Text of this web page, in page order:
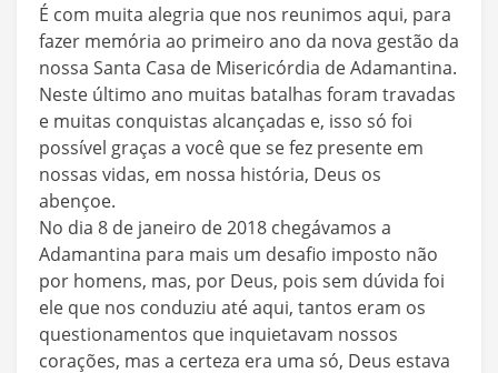
É com muita alegria que nos reunimos aqui, para
fazer memória ao primeiro ano da nova gestão da
nossa Santa Casa de Misericórdia de Adamantina.
Neste último ano muitas batalhas foram travadas
e muitas conquistas alcançadas e, isso só foi
possível graças a você que se fez presente em
nossas vidas, em nossa história, Deus os
abençoe.
No dia 8 de janeiro de 2018 chegávamos a
Adamantina para mais um desafio imposto não
por homens, mas, por Deus, pois sem dúvida foi
ele que nos conduziu até aqui, tantos eram os
questionamentos que inquietavam nossos
corações, mas a certeza era uma só, Deus estava